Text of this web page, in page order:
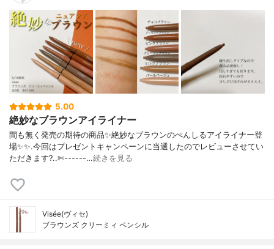
5.00
絶妙なブラウンアイライナー
間も無く発売の期待の商品✨絶妙なブラウンのぺんしるアイライナー登
場✨✨.今回はプレゼントキャンペーンに当選したのでレビューさせてい
ただきます?..✄------…続きを見る
Visée(ヴィセ)
ブラウンズ クリーミィ ペンシル